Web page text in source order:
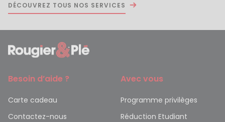
DÉCOUVREZ TOUS NOS SERVICES
Besoin d’aide ?
Carte cadeau
Contactez-nous
Avec vous
Programme privilèges
Réduction Etudiant